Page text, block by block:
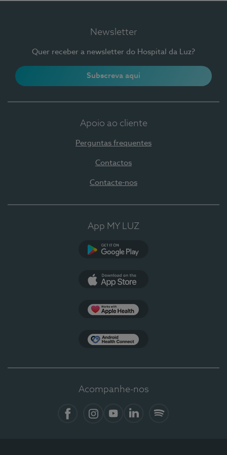
Newsletter
Quer receber a newsletter do Hospital da Luz?
Subscreva aqui
Apoio ao cliente
Perguntas frequentes
Contactos
Contacte-nos
App MY LUZ
Acompanhe-nos